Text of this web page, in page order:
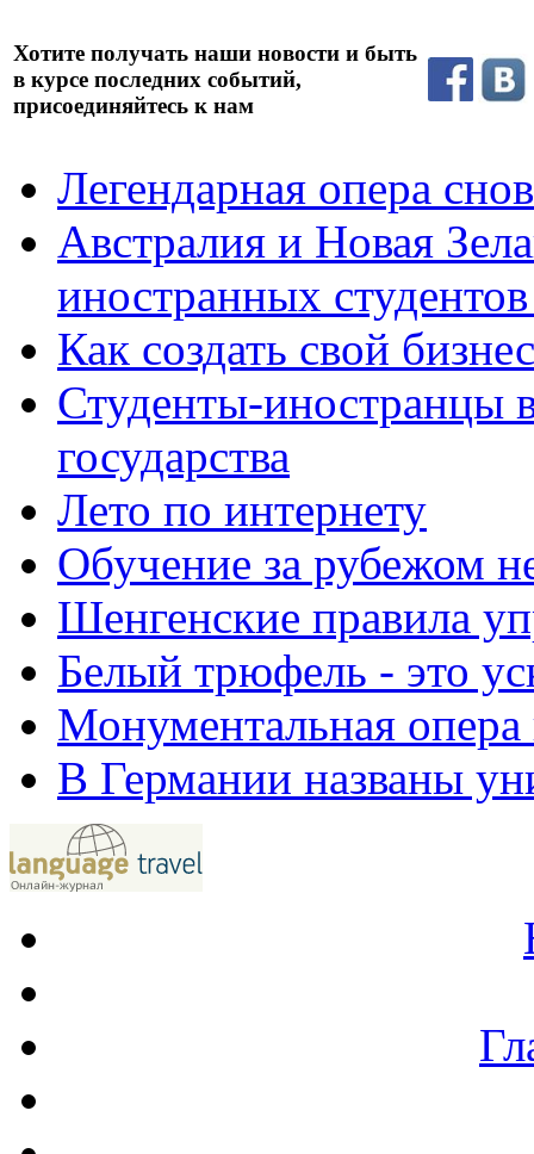
Хотите получать наши новости и быть
в курсе последних событий,
присоединяйтесь к нам
Легендарная опера
Австралия и Новая
иностранных
Как создать свой
Студенты-иностранцы
государства
Лето по интернету
Обучение за рубежом
Шенгенские правила
Белый трюфель - это
Монументальная
В Германии названы